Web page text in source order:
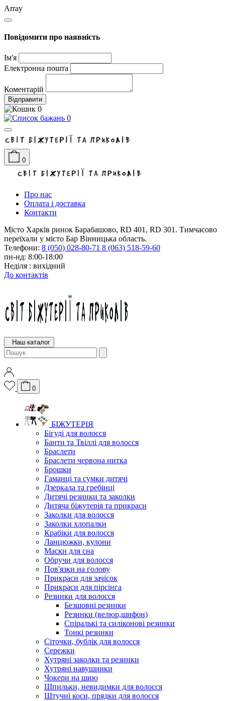
Array
Повідомити про наявність
Ім'я
Електронна пошта
Коментарій
Відправити
0
0
0
Про нас
Оплата і доставка
Контакти
Місто Харків ринок Барабашово, RD 401, RD 301. Тимчасово
переїхали у місто Бар Вінницька область.
Телефони: 8 (050) 028-80-71 8 (063) 518-59-60
пн-нд: 8:00-18:00
Неділя : вихідний
До контактів
Наш каталог
0
БІЖУТЕРІЯ
Бігуді для волосся
Банти та Твіллі для волосся
Браслети
Браслети червона нитка
Брошки
Гаманці та сумки дитячі
Дзеркала та гребінці
Дитячі резинки та заколки
Дитяча біжутерія та прикраси
Заколки для волосся
Заколки хлопалки
Крабіки для волосся
Ланцюжки, кулони
Маски для сна
Обручи для волосся
Пов'язки на голову
Прикраси для зачісок
Прикраси для пірсінга
Резинки для волосся
Безшовні резинки
Резинки (велюр,шифон)
Спіралькі та силіконові резинки
Тонкі резинки
Сіточки, бублік для волосся
Сережки
Хутряні заколки та резинки
Хутряні навушники
Чокери на шию
Шпильки, невидимки для волосся
Штучні коси, прядки для волосся